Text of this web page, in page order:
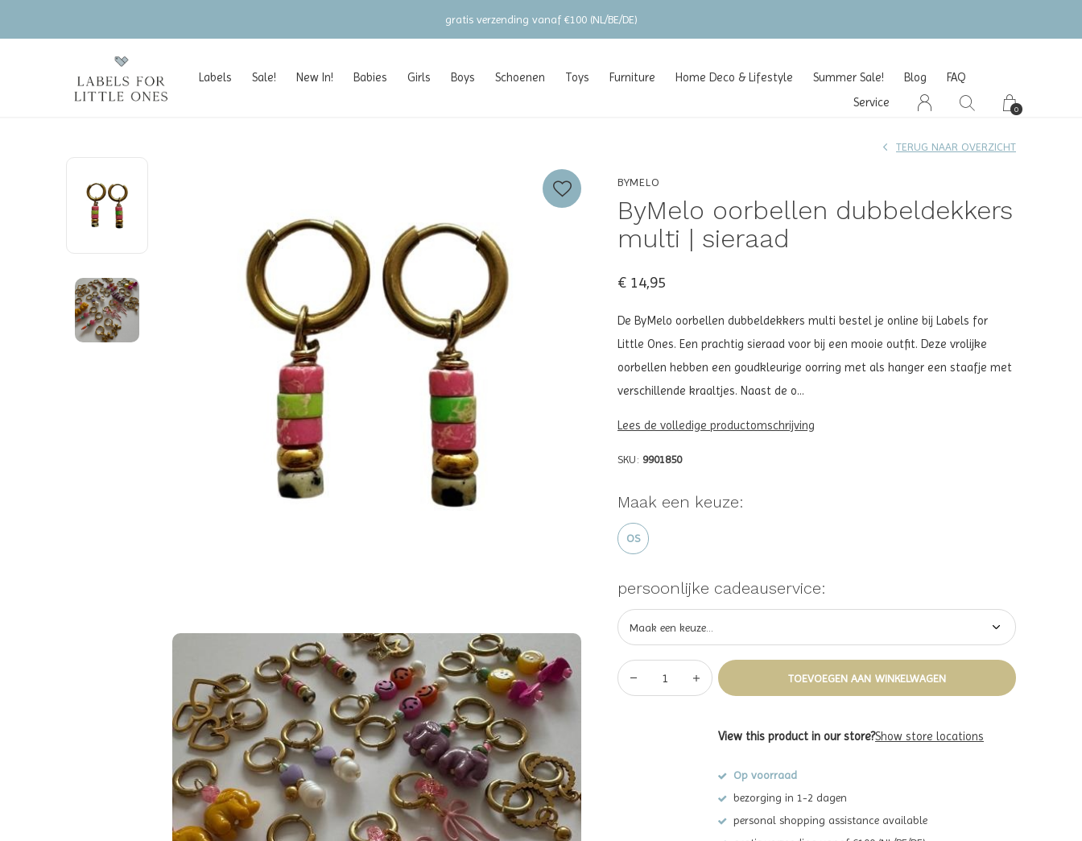
Labels Sale! New In! Babies Girls Boys Schoenen Toys Furniture Home Deco & Lifestyle Summer Sale! Blog
FAQ
Service
0
gratis verzending vanaf €100 (NL/BE/DE)
BYMELO
ByMelo oorbellen dubbeldekkers
multi | sieraad
TERUG NAAR OVERZICHT
€ 14,95
De ByMelo oorbellen dubbeldekkers multi bestel je online bij Labels for
Little Ones. Een prachtig sieraad voor bij een mooie outfit. Deze vrolijke
oorbellen hebben een goudkleurige oorring met als hanger een staafje met
verschillende kraaltjes. Naast de o...
Lees de volledige productomschrijving
SKU: 9901850
Maak een keuze:
OS
persoonlijke cadeauservice:
TOEVOEGEN AAN WINKELWAGEN
View this product in our store?Show store locations
Op voorraad
bezorging in 1-2 dagen
personal shopping assistance available